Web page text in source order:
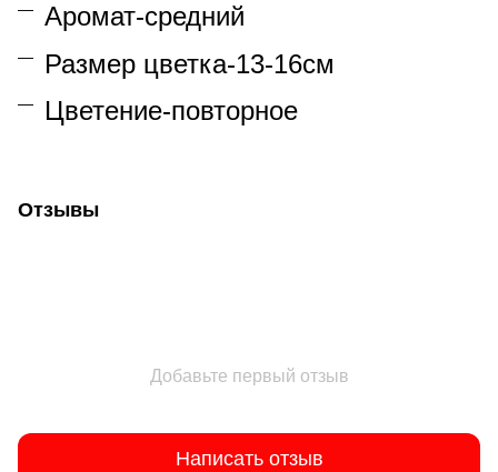
Аромат-средний
Размер цветка-13-16см
Цветение-повторное
Отзывы
Добавьте первый отзыв
Написать отзыв